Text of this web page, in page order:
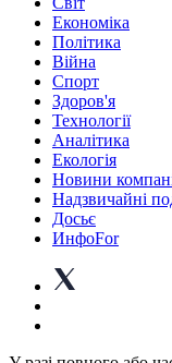
Економіка
Політика
Війна
Спорт
Здоров'я
Технології
Аналітика
Екологія
Новини
Надзвичайні
Досьє
ИнфоFor